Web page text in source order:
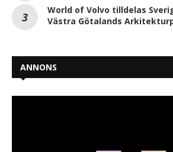
World of Volvo tilldelas
Västra Götalands
ANNONS